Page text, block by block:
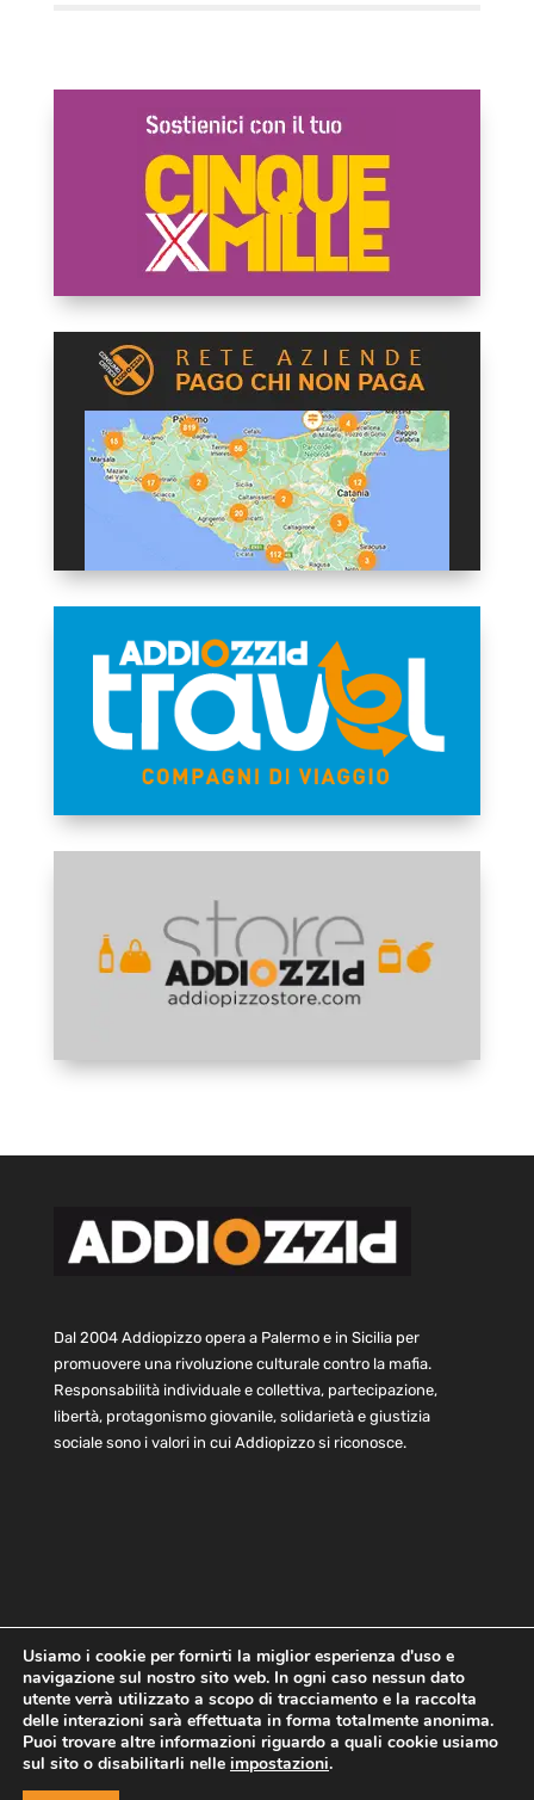
Dal 2004 Addiopizzo opera a Palermo e in Sicilia per
promuovere una rivoluzione culturale contro la mafia.
Responsabilità individuale e collettiva, partecipazione,
libertà, protagonismo giovanile, solidarietà e giustizia
sociale sono i valori in cui Addiopizzo si riconosce.
Home Statuto e bilancio
Contatti
Privacy
Cookie Child Protection Policy
Copyright © 2021 AddioPizzo | Tutti i diritti riservati | Sede
Usiamo i cookie per fornirti la miglior esperienza d'uso e
navigazione sul nostro sito web. In ogni caso nessun dato
utente verrà utilizzato a scopo di tracciamento e la raccolta
delle interazioni sarà effettuata in forma totalmente anonima.
Puoi trovare altre informazioni riguardo a quali cookie usiamo
sul sito o disabilitarli nelle impostazioni.